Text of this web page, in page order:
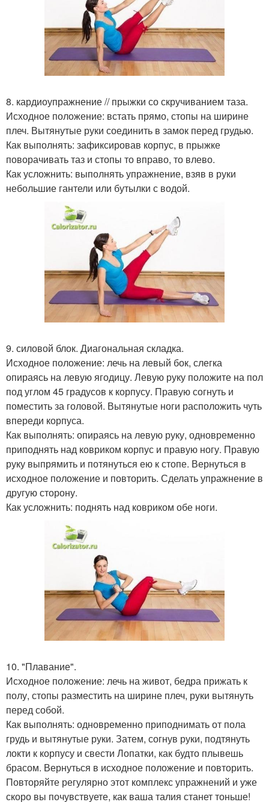
8. кардиоупражнение // прыжки со скручиванием таза.
Исходное положение: встать прямо, стопы на ширине
плеч. Вытянутые руки соединить в замок перед грудью.
Как выполнять: зафиксировав корпус, в прыжке
поворачивать таз и стопы то вправо, то влево.
Как усложнить: выполнять упражнение, взяв в руки
небольшие гантели или бутылки с водой.
9. силовой блок. Диагональная складка.
Исходное положение: лечь на левый бок, слегка
опираясь на левую ягодицу. Левую руку положите на пол
под углом 45 градусов к корпусу. Правую согнуть и
поместить за головой. Вытянутые ноги расположить чуть
впереди корпуса.
Как выполнять: опираясь на левую руку, одновременно
приподнять над ковриком корпус и правую ногу. Правую
руку выпрямить и потянуться ею к стопе. Вернуться в
исходное положение и повторить. Сделать упражнение в
другую сторону.
Как усложнить: поднять над ковриком обе ноги.
10. "Плавание".
Исходное положение: лечь на живот, бедра прижать к
полу, стопы разместить на ширине плеч, руки вытянуть
перед собой.
Как выполнять: одновременно приподнимать от пола
грудь и вытянутые руки. Затем, согнув руки, подтянуть
локти к корпусу и свести Лопатки, как будто плывешь
брасом. Вернуться в исходное положение и повторить.
Повторяйте регулярно этот комплекс упражнений и уже
скоро вы почувствуете, как ваша талия станет тоньше!